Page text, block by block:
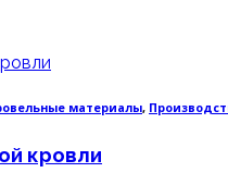
материалы,
кровли